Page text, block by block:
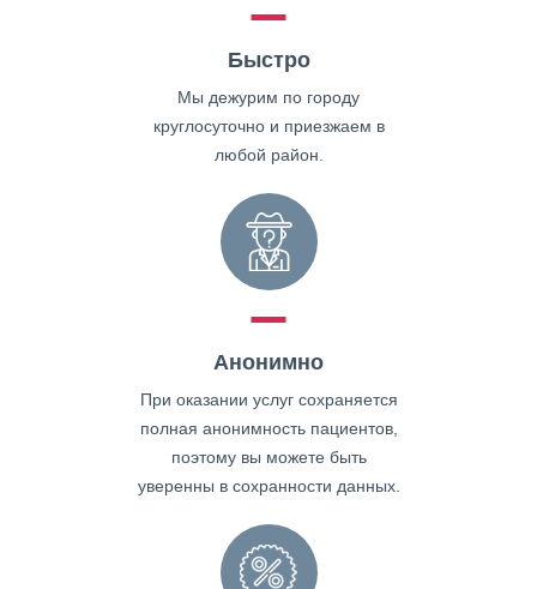
Быстро
Мы дежурим по городу
круглосуточно и приезжаем в
любой район.
Анонимно
При оказании услуг сохраняется
полная анонимность пациентов,
поэтому вы можете быть
уверенны в сохранности данных.